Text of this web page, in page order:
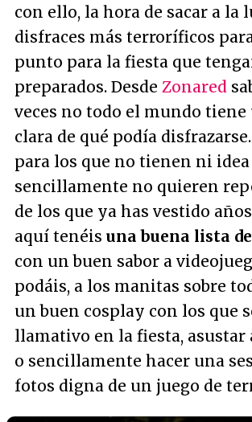
con ello, la hora de sacar a la
disfraces más terroríficos
punto para la fiesta que
preparados. Desde Zonared
veces no todo el mundo tiene
clara de qué podía
para los que no tienen ni idea
sencillamente no quieren
de los que ya has vestido
aquí tenéis una buena lista
con un buen sabor a
podáis, a los manitas sobre
un buen cosplay con los que
llamativo en la fiesta, asustar
o sencillamente hacer una
fotos digna de un juego de